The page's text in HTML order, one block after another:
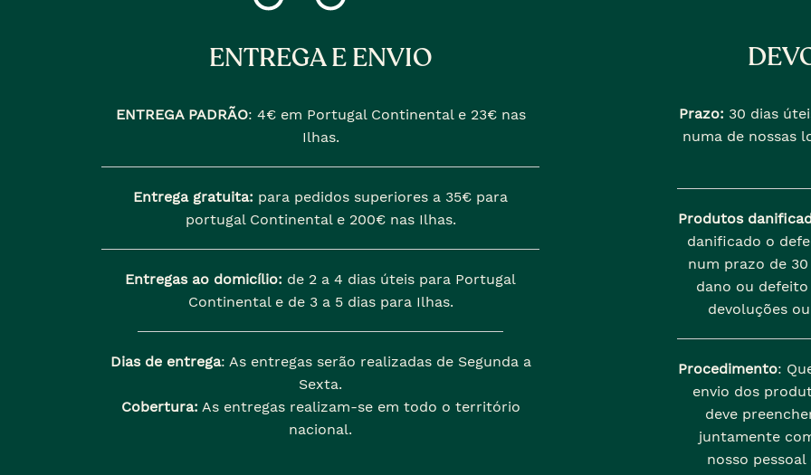
ENTREGA E ENVIO
ENTREGA PADRÃO: 4€ em Portugal Continental e 23€ nas
Ilhas.
Entrega gratuita: para pedidos superiores a 35€ para
portugal Continental e 200€ nas Ilhas.
Entregas ao domicílio: de 2 a 4 dias úteis para Portugal
Continental e de 3 a 5 dias para Ilhas.
Dias de entrega: As entregas serão realizadas de Segunda a
Sexta.
Cobertura: As entregas realizam-se em todo o território
nacional.
Prazo: 30 dias
numa de nossas
Produtos
danificado o
num prazo de
dano ou
devoluções
Procedimento:
envio dos
deve
juntamente
nosso